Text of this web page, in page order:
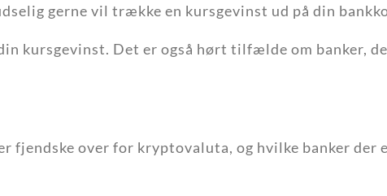
gerne vil trække en kursgevinst ud på din
kursgevinst. Det er også hørt tilfælde om banker,
fjendske over for kryptovaluta, og hvilke banker der